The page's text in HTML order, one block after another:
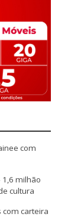
com
1,6 milhão
cultura
com carteira